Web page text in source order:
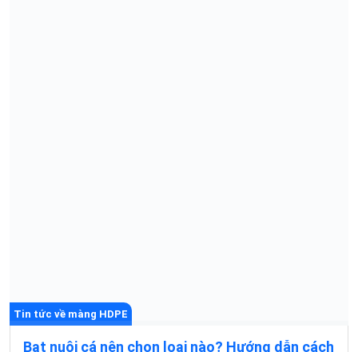
Tin tức về màng HDPE
Bạt nuôi cá nên chọn loại nào? Hướng dẫn cách